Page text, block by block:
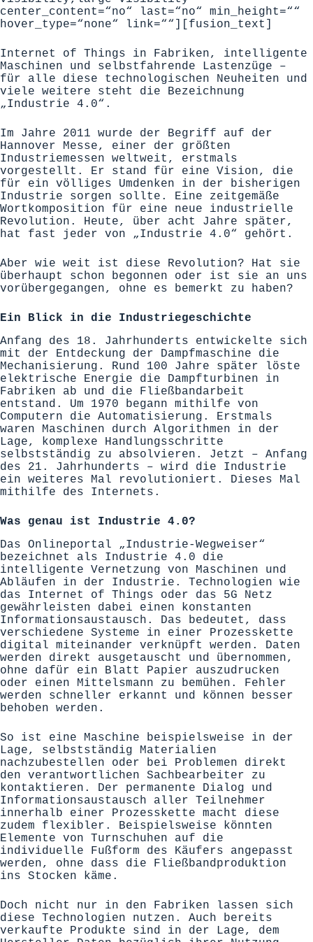
center_content=“no“ last=“no“ min_height=““
hover_type=“none“ link=““][fusion_text]
Internet of Things in Fabriken, intelligente
Maschinen und selbstfahrende Lastenzüge –
für alle diese technologischen Neuheiten und
viele weitere steht die Bezeichnung
„Industrie 4.0“.
Im Jahre 2011 wurde der Begriff auf der
Hannover Messe, einer der größten
Industriemessen weltweit, erstmals
vorgestellt. Er stand für eine Vision, die
für ein völliges Umdenken in der bisherigen
Industrie sorgen sollte. Eine zeitgemäße
Wortkomposition für eine neue industrielle
Revolution. Heute, über acht Jahre später,
hat fast jeder von „Industrie 4.0“ gehört.
Aber wie weit ist diese Revolution? Hat sie
überhaupt schon begonnen oder ist sie an uns
vorübergegangen, ohne es bemerkt zu haben?
Ein Blick in die Industriegeschichte
Anfang des 18. Jahrhunderts entwickelte sich
mit der Entdeckung der Dampfmaschine die
Mechanisierung. Rund 100 Jahre später löste
elektrische Energie die Dampfturbinen in
Fabriken ab und die Fließbandarbeit
entstand. Um 1970 begann mithilfe von
Computern die Automatisierung. Erstmals
waren Maschinen durch Algorithmen in der
Lage, komplexe Handlungsschritte
selbstständig zu absolvieren. Jetzt – Anfang
des 21. Jahrhunderts – wird die Industrie
ein weiteres Mal revolutioniert. Dieses Mal
mithilfe des Internets.
Was genau ist Industrie 4.0?
Das Onlineportal „Industrie-Wegweiser“
bezeichnet als Industrie 4.0 die
intelligente Vernetzung von Maschinen und
Abläufen in der Industrie. Technologien wie
das Internet of Things oder das 5G Netz
gewährleisten dabei einen konstanten
Informationsaustausch. Das bedeutet, dass
verschiedene Systeme in einer Prozesskette
digital miteinander verknüpft werden. Daten
werden direkt ausgetauscht und übernommen,
ohne dafür ein Blatt Papier auszudrucken
oder einen Mittelsmann zu bemühen. Fehler
werden schneller erkannt und können besser
behoben werden.
So ist eine Maschine beispielsweise in der
Lage, selbstständig Materialien
nachzubestellen oder bei Problemen direkt
den verantwortlichen Sachbearbeiter zu
kontaktieren. Der permanente Dialog und
Informationsaustausch aller Teilnehmer
innerhalb einer Prozesskette macht diese
zudem flexibler. Beispielsweise könnten
Elemente von Turnschuhen auf die
individuelle Fußform des Käufers angepasst
werden, ohne dass die Fließbandproduktion
ins Stocken käme.
Doch nicht nur in den Fabriken lassen sich
diese Technologien nutzen. Auch bereits
verkaufte Produkte sind in der Lage, dem